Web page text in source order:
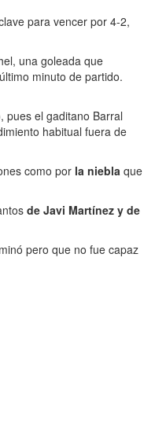
para vencer por 4-2,
una goleada que
minuto de partido.
pues el gaditano Barral
habitual fuera de
como por la niebla que
de Javi Martínez y de
pero que no fue capaz